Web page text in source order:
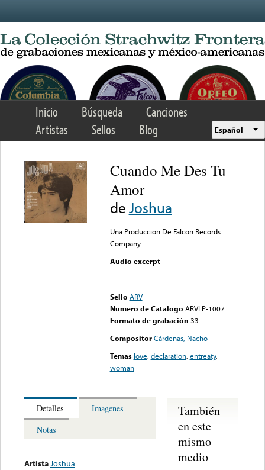
Inicio Búsqueda
Canciones
Artistas
Sellos Blog Español
Cuando Me Des Tu
Amor
deJoshua
Una Produccion De Falcon Records
Company
Audio excerpt
Sello ARV
Numero de Catalogo ARVLP-1007
Formato de grabación 33
Compositor Cárdenas, Nacho
Temas love,declaration,entreaty,
woman
Detalles
Imagenes
Notas
ArtistaJoshua
También
en este
mismo
medio